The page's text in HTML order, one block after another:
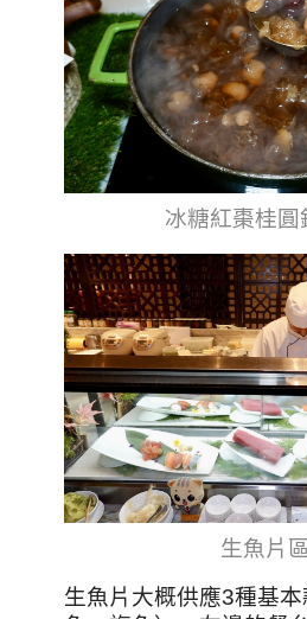
冰糖紅棗桂圓
生魚片區
生魚片大概供應3種基